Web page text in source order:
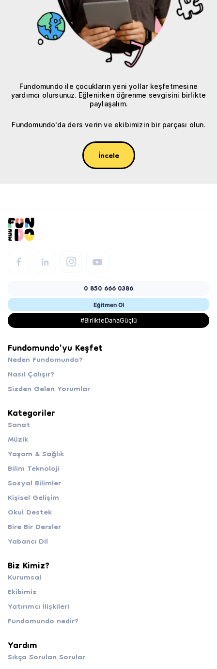
Fundomundo ile çocukların yeni yollar keşfetmesine
yardımcı olursunuz. Eğlenirken öğrenme sevgisini birlikte
paylaşalım.
Fundomundo'da ders verin ve ekibimizin bir parçası olun.
İncele
0 850 666 0386
Eğitmen Ol
#BirlikteDahaGüçlü
Fundomundo'yu Keşfet
Neden Fundomundo?
Nasıl Çalışır?
Sizden Gelen Yorumlar
Kategoriler
Sanat
Müzik
Yaşam & Sağlık
Bilim Teknoloji
Sosyal Bilimler
Kişisel Gelişim
Okul Destek
Bire Bir Dersler
Yabancı Dil
Biz Kimiz?
Kurumsal
Ekibimiz
Yatırımcı İlişkileri
Fundomundo nedir?
Yardım
Sıkça Sorulan Sorular